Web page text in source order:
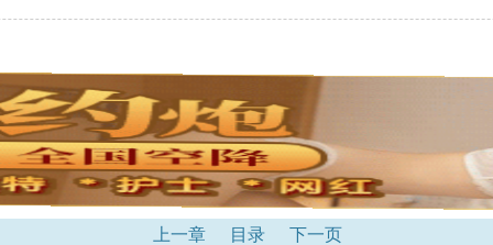
上一章 目录 下一页